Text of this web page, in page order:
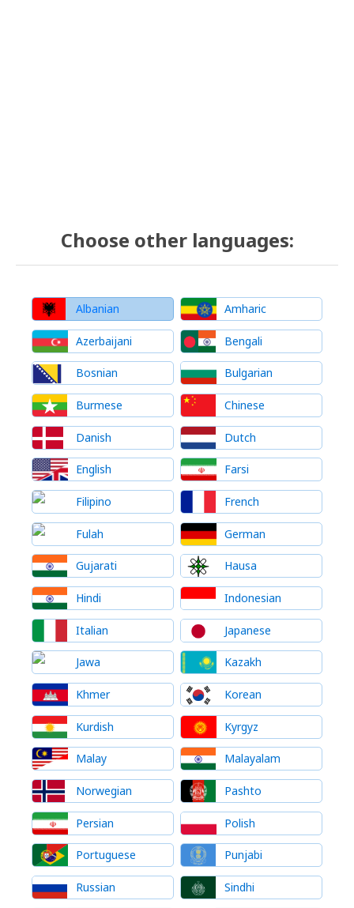
Choose other languages:
Albanian Amharic
Azerbaijani Bengali
Bosnian Bulgarian
Burmese Chinese
Danish Dutch
English Farsi
Filipino French
Fulah German
Gujarati Hausa
Hindi Indonesian
Italian Japanese
Jawa Kazakh
Khmer Korean
Kurdish Kyrgyz
Malay Malayalam
Norwegian Pashto
Persian Polish
Portuguese Punjabi
Russian Sindhi